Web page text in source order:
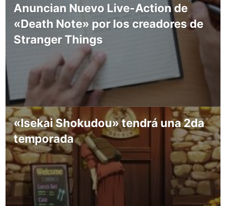
Anuncian Nuevo Live-Action de
«Death Note» por los creadores de
Stranger Things
«Isekai Shokudou» tendrá una 2da
temporada